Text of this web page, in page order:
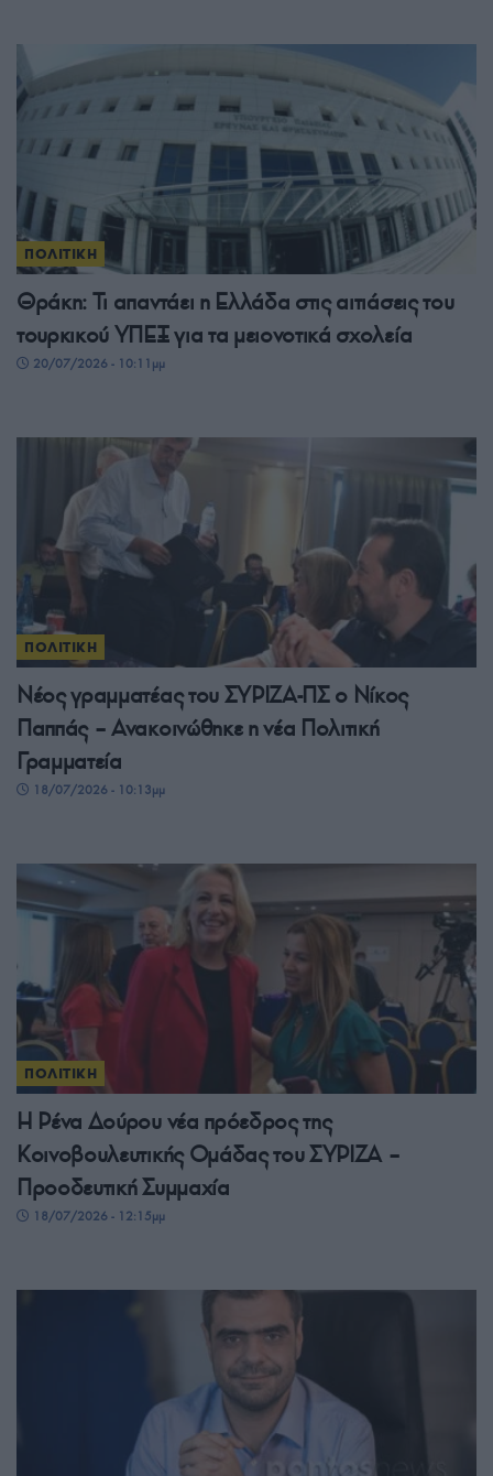
ΠΟΛΙΤΙΚΗ
Θράκη: Τι απαντάει η Ελλάδα στις αιτιάσεις του
τουρκικού ΥΠΕΞ για τα μειονοτικά σχολεία
20/07/2026 - 10:11μμ
ΠΟΛΙΤΙΚΗ
Νέος γραμματέας του ΣΥΡΙΖΑ-ΠΣ ο Νίκος
Παππάς – Ανακοινώθηκε η νέα Πολιτική
Γραμματεία
18/07/2026 - 10:13μμ
ΠΟΛΙΤΙΚΗ
Η Ρένα Δούρου νέα πρόεδρος της
Κοινοβουλευτικής Ομάδας του ΣΥΡΙΖΑ –
Προοδευτική Συμμαχία
18/07/2026 - 12:15μμ